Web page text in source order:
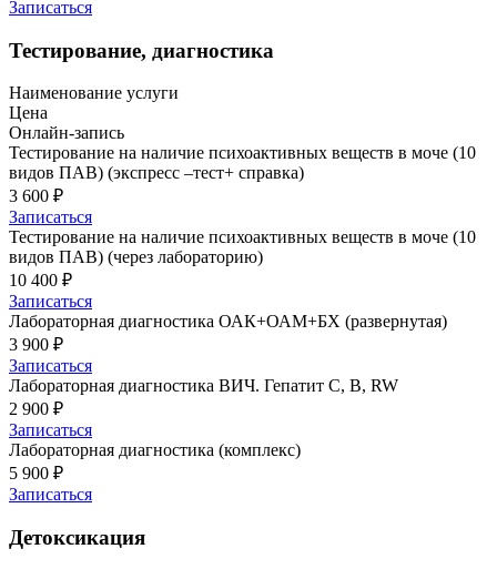
Записаться
Тестирование, диагностика
Наименование услуги
Цена
Онлайн-запись
Тестирование на наличие психоактивных веществ в моче (10
видов ПАВ) (экспресс –тест+ справка)
3 600 ₽
Записаться
Тестирование на наличие психоактивных веществ в моче (10
видов ПАВ) (через лабораторию)
10 400 ₽
Записаться
Лабораторная диагностика ОАК+ОАМ+БХ (развернутая)
3 900 ₽
Записаться
Лабораторная диагностика ВИЧ. Гепатит С, В, RW
2 900 ₽
Записаться
Лабораторная диагностика (комплекс)
5 900 ₽
Записаться
Детоксикация